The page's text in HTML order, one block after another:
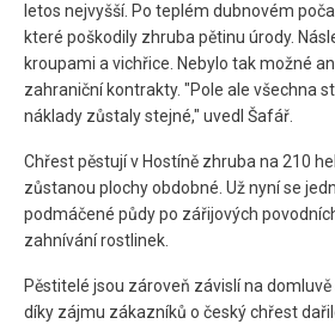
letos nejvyšší. Po teplém dubnovém
které poškodily zhruba pětinu úrody.
kroupami a vichřice. Nebylo tak možné
zahraniční kontrakty. "Pole ale všechna
náklady zůstaly stejné," uvedl Šafář.
Chřest pěstují v Hostíně zhruba na 210
zůstanou plochy obdobné. Už nyní se
podmáčené půdy po zářijových
zahnívání rostlinek.
Pěstitelé jsou zároveň závislí na
díky zájmu zákazníků o český chřest